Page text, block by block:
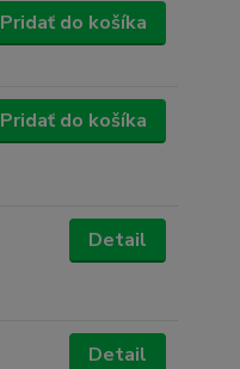
Pridať do košíka
Pridať do košíka
Detail
Detail